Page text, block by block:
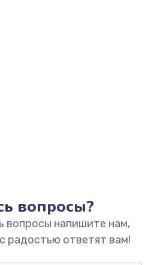
вопросы?
вопросы напишите нам,
радостью ответят вам!